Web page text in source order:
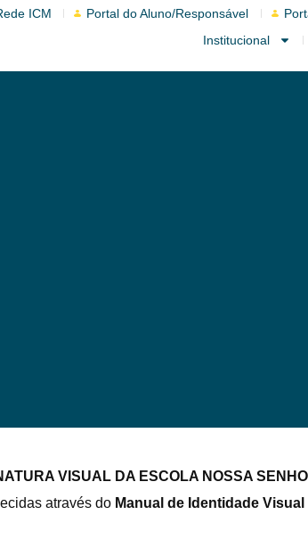
ICM Portal do Aluno/Responsável
Institucional
VISUAL DA ESCOLA NOSSA
através do Manual de Identidade Visual